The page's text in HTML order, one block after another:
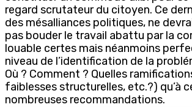
regard scrutateur du citoyen. Ce
des mésalliances politiques, ne
pas bouder le travail abattu par la
louable certes mais néanmoins
niveau de l’identification de la
Où ? Comment ? Quelles
faiblesses structurelles, etc.?) qu’à
nombreuses recommandations.